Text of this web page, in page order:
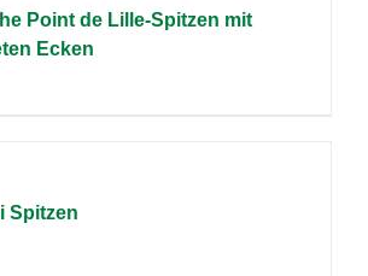
Point de Lille-Spitzen mit
Ecken
Spitzen